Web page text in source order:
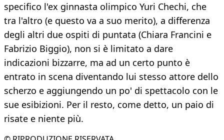
specifico l'ex ginnasta olimpico Yuri Chechi, che
tra l'altro (e questo va a suo merito), a differenza
degli altri due ospiti di puntata (Chiara Francini e
Fabrizio Biggio), non si è limitato a dare
indicazioni bizzarre, ma ad un certo punto è
entrato in scena diventando lui stesso attore dello
scherzo e aggiungendo un po' di spettacolo con le
sue esibizioni. Per il resto, come detto, un paio di
risate e niente più.